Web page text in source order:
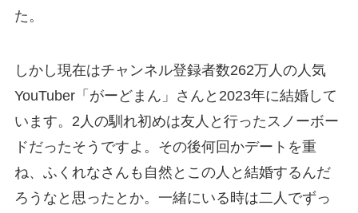
た。
しかし現在はチャンネル登録者数262万人の人気
YouTuber「がーどまん」さんと2023年に結婚して
います。2人の馴れ初めは友人と行ったスノーボー
ドだったそうですよ。その後何回かデートを重
ね、ふくれなさんも自然とこの人と結婚するんだ
ろうなと思ったとか。一緒にいる時は二人でずっ